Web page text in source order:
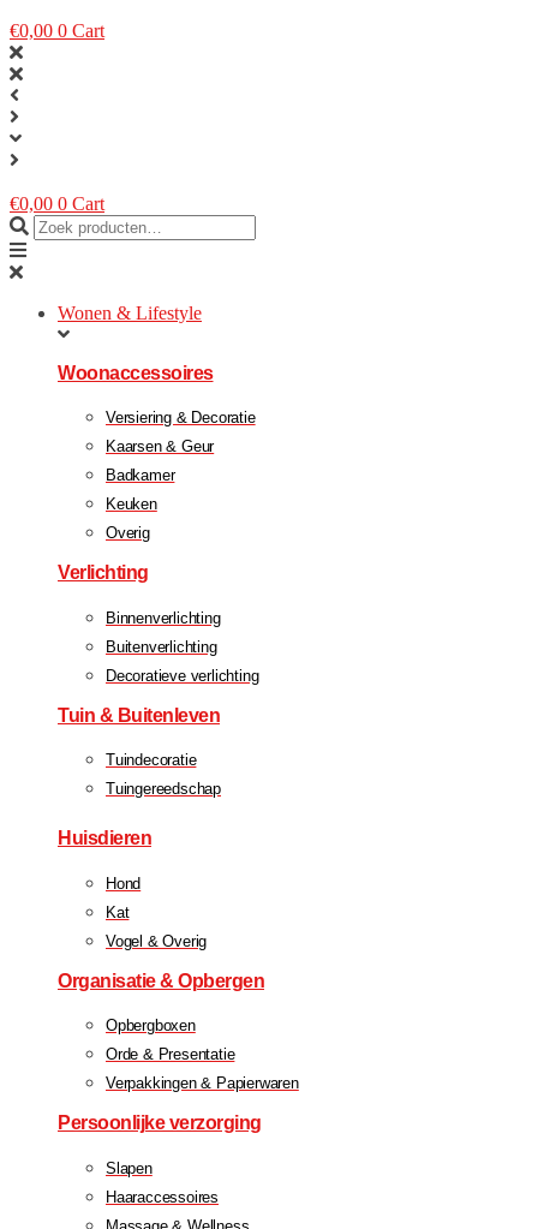
€0,00 0 Cart
€0,00 0 Cart
Wonen & Lifestyle
Woonaccessoires
Versiering & Decoratie
Kaarsen & Geur
Badkamer
Keuken
Overig
Verlichting
Binnenverlichting
Buitenverlichting
Decoratieve verlichting
Tuin & Buitenleven
Tuindecoratie
Tuingereedschap
Huisdieren
Hond
Kat
Vogel & Overig
Organisatie & Opbergen
Opbergboxen
Orde & Presentatie
Verpakkingen & Papierwaren
Persoonlijke verzorging
Slapen
Haaraccessoires